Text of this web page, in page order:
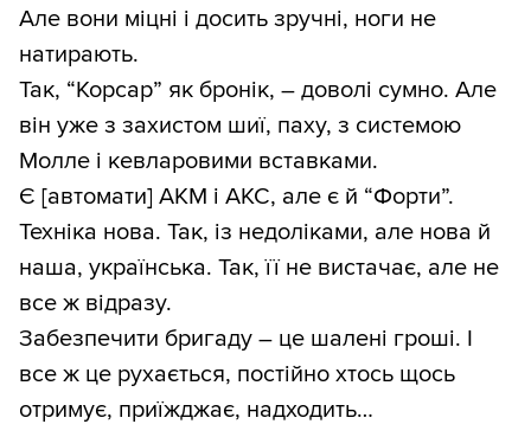
Але вони міцні і досить зручні, ноги не
натирають.
Так, “Корсар” як бронік, – доволі сумно. Але
він уже з захистом шиї, паху, з системою
Молле і кевларовими вставками.
Є [автомати] АКМ і АКС, але є й “Форти”.
Техніка нова. Так, із недоліками, але нова й
наша, українська. Так, її не вистачає, але не
все ж відразу.
Забезпечити бригаду – це шалені гроші. І
все ж це рухається, постійно хтось щось
отримує, приїжджає, надходить…